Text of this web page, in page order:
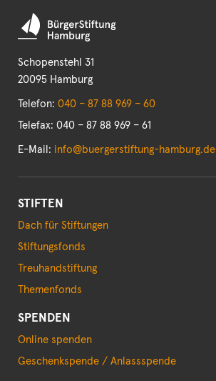
Schopenstehl 31
20095 Hamburg
Telefon: 040 – 87 88 969 – 60
Telefax: 040 – 87 88 969 – 61
E-Mail: info@buergerstiftung-hamburg.de
STIFTEN
Dach für Stiftungen
Stiftungsfonds
Treuhandstiftung
Themenfonds
SPENDEN
Online spenden
Geschenkspende / Anlassspende